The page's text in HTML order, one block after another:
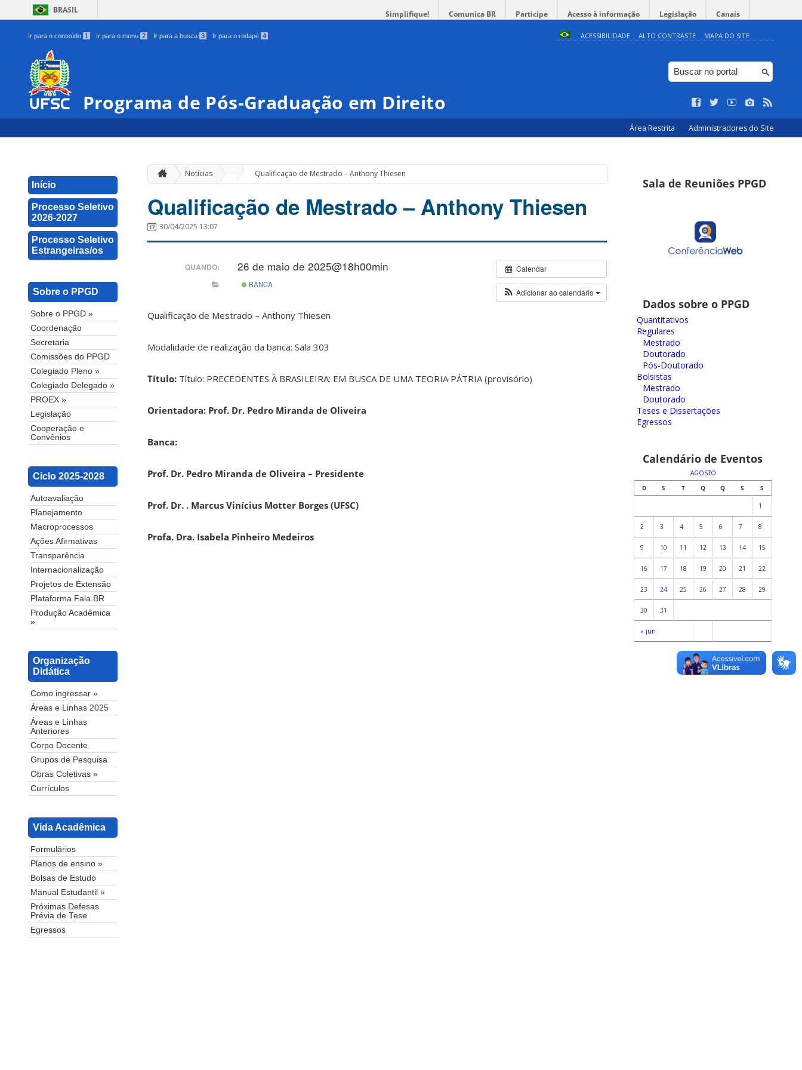
BRASIL Simplifique! Comunica BR Participe Acesso à informação Legislação Canais
Ir para o conteúdo 1 Ir para o menu 2 Ir para a busca 3 Ir para o rodapé 4 ACESSIBILIDADE ALTO CONTRASTE MAPA DO SITE
Programa de Pós-Graduação em Direito
Área Restrita Administradores do Site
Início
Processo Seletivo
2026-2027
Processo Seletivo
Estrangeiras/os
Sobre o PPGD
Sobre o PPGD »
Coordenação
Secretaria
Comissões do PPGD
Colegiado Pleno »
Colegiado Delegado »
PROEX »
Legislação
Cooperação e
Convênios
Ciclo 2025-2028
Autoavaliação
Planejamento
Macroprocessos
Ações Afirmativas
Transparência
Internacionalização
Projetos de Extensão
Plataforma Fala.BR
Produção Acadêmica
»
Organização
Didática
Como ingressar »
Áreas e Linhas 2025
Áreas e Linhas
Anteriores
Corpo Docente
Grupos de Pesquisa
Obras Coletivas »
Currículos
Vida Acadêmica
Formulários
Planos de ensino »
Bolsas de Estudo
Manual Estudantil »
Próximas Defesas
Prévia de Tese
Egressos
Notícias Qualificação de Mestrado – Anthony Thiesen
Qualificação de Mestrado – Anthony Thiesen
30/04/2025 13:07
Calendar
Adicionar ao calendário
QUANDO: 26 de maio de 2025@18h00min
BANCA
Qualificação de Mestrado – Anthony Thiesen
Modalidade de realização da banca: Sala 303
Título: Título: PRECEDENTES À BRASILEIRA: EM BUSCA DE UMA TEORIA PÁTRIA (provisório)
Orientadora: Prof. Dr. Pedro Miranda de Oliveira
Banca:
Prof. Dr. Pedro Miranda de Oliveira – Presidente
Prof. Dr. . Marcus Vinícius Motter Borges (UFSC)
Profa. Dra. Isabela Pinheiro Medeiros
Sala de Reuniões PPGD
Dados sobre o PPGD
Quantitativos
Regulares
Mestrado
Doutorado
Pós-Doutorado
Bolsistas
Mestrado
Doutorado
Teses e Dissertações
Egressos
Calendário de Eventos
AGOSTO
D
S T Q Q S S
« jun
1
2 3 4 5 6 7 8
9 10 11 12 13 14 15
16 17 18 19 20 21 22
23 24 25 26 27 28 29
30 31